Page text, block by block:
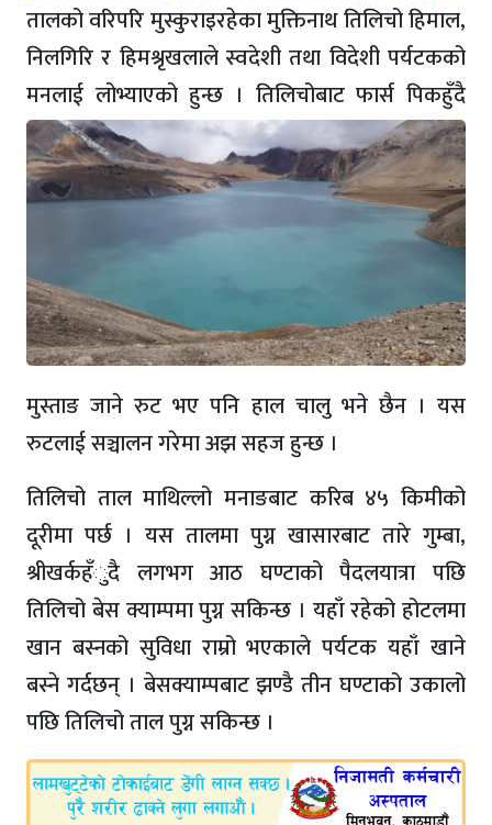
तालको वरिपरि मुस्कुराइरहेका मुक्तिनाथ तिलिचो हिमाल,
निलगिरि र हिमश्रृखलाले स्वदेशी तथा विदेशी पर्यटकको
मनलाई लोभ्याएकोहुन्छ । तिलिचोबाट फार्स पिकहुँदै
मुस्ताङ जाने रुट भए पनि हाल चालु भने छैन । यस
रुटलाई सञ्चालन गरेमा अझ सहज हुन्छ ।
तिलिचो ताल माथिल्लो मनाङबाट करिब ४५ किमीको
दूरीमा पर्छ । यस तालमा पुग्न खासारबाट तारे गुम्बा,
श्रीखर्कहँुदै लगभग आठ घण्टाको पैदलयात्रा पछि
तिलिचो बेस क्याम्पमा पुग्न सकिन्छ । यहाँ रहेको होटलमा
खान बस्नको सुविधा राम्रो भएकाले पर्यटक यहाँ खाने
बस्ने गर्दछन् । बेसक्याम्पबाट झण्डै तीन घण्टाको उकालो
पछि तिलिचो ताल पुग्न सकिन्छ ।